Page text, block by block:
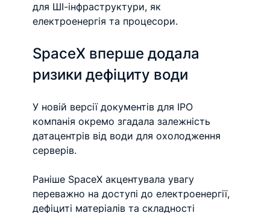
для ШІ-інфраструктури, як
електроенергія та процесори.
SpaceX вперше додала
ризики дефіциту води
У новій версії документів для IPO
компанія окремо згадала залежність
датацентрів від води для охолодження
серверів.
Раніше SpaceX акцентувала увагу
переважно на доступі до електроенергії,
дефіциті матеріалів та складності